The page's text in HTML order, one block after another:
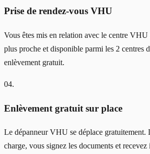
Prise de rendez-vous VHU
Vous êtes mis en relation avec le centre VHU
plus proche et disponible parmi les 2 centres
enlèvement gratuit.
04.
Enlèvement gratuit sur place
Le dépanneur VHU se déplace gratuitement.
charge, vous signez les documents et